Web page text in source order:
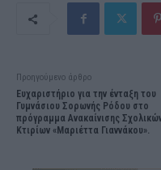
Προηγούμενο άρθρο
Ευχαριστήριο για την ένταξη του
Γυμνάσιου Σορωνής Ρόδου στο
πρόγραμμα Ανακαίνισης
Κτιρίων «Μαριέττα Γιαννάκου».